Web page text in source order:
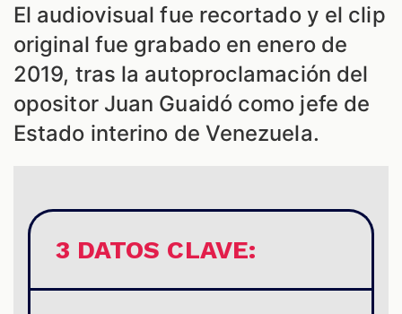
El audiovisual fue recortado y el clip
original fue grabado en enero de
2019, tras la autoproclamación del
opositor Juan Guaidó como jefe de
Estado interino de Venezuela.
3 DATOS CLAVE: